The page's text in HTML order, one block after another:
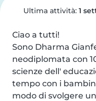
Ultima attività: 1
Ciao a tutti!
Sono Dharma
neodiplomata con
scienze dell'
tempo con i
modo di svolgere